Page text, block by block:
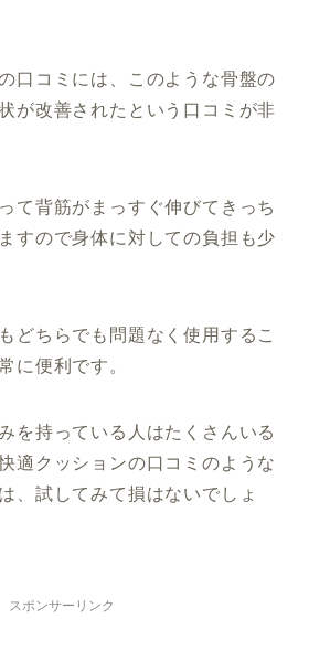
口コミには、このような骨盤の
が改善されたという口コミが非
て背筋がまっすぐ伸びてきっち
すので身体に対しての負担も少
どちらでも問題なく使用するこ
に便利です。
を持っている人はたくさんいる
適クッションの口コミのような
、試してみて損はないでしょ
スポンサーリンク